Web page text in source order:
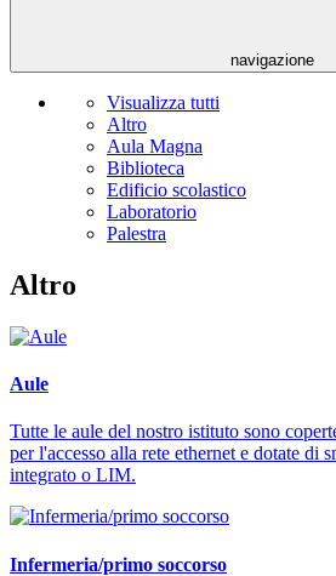
navigazione
Visualizza tutti
Altro
Aula Magna
Biblioteca
Edificio scolastico
Laboratorio
Palestra
Altro
Aule
Tutte le aule del nostro istituto sono
per l'accesso alla rete ethernet e dotate di
integrato o LIM.
Infermeria/primo soccorso